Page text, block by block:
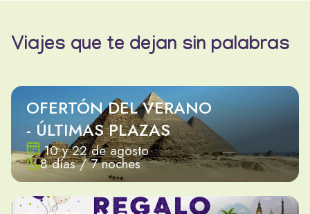
Viajes que te dejan sin palabras
OFERTÓN DEL VERANO
- ÚLTIMAS PLAZAS
10 y 22 de agosto
8 días / 7 noches